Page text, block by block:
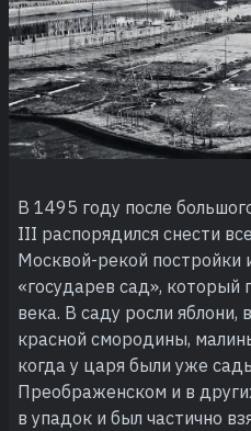
В 1495 году после
III распорядился снести
Москвой-рекой постройки
«государев сад», который
века. В саду росли яблони,
красной смородины,
когда у царя были уже
Преображенском и в
в упадок и был частично